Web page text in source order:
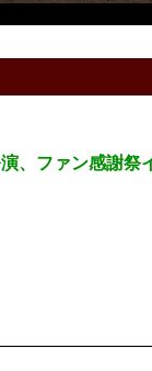
ファン感謝祭